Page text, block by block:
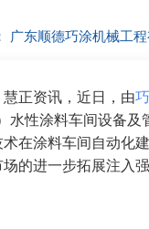
广东顺德巧涂机械工程
慧正资讯，近日，由
水性涂料车间设备
术在涂料车间自动化
的进一步拓展注入强